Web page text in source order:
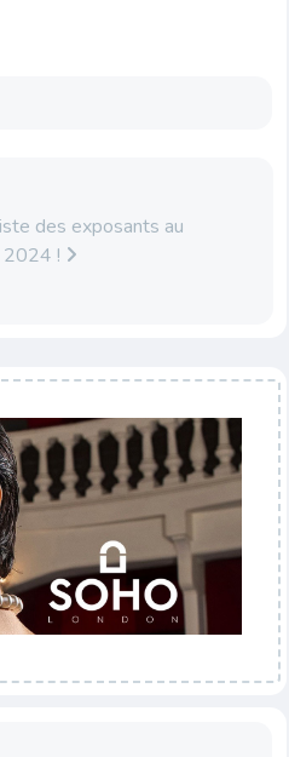
des exposants au
2024 !